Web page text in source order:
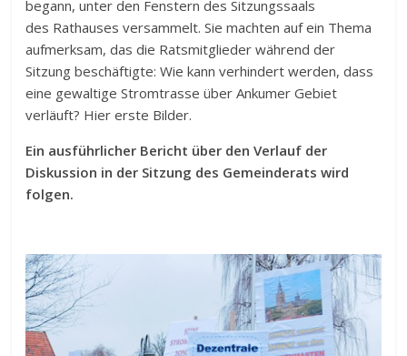
begann, unter den Fenstern des Sitzungssaals
des Rathauses versammelt. Sie machten auf ein Thema
aufmerksam, das die Ratsmitglieder während der
Sitzung beschäftigte: Wie kann verhindert werden, dass
eine gewaltige Stromtrasse über Ankumer Gebiet
verläuft? Hier erste Bilder.
Ein ausführlicher Bericht über den Verlauf der
Diskussion in der Sitzung des Gemeinderats wird
folgen.